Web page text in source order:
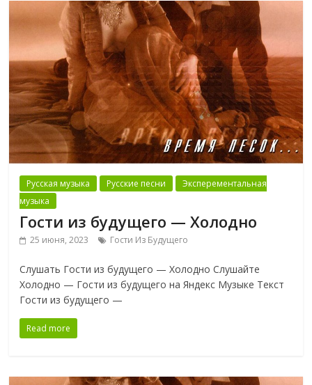
Русская музыка Русские песни
Эксперементальная
музыка
Гости из будущего — Холодно
25 июня, 2023 Гости Из Будущего
Слушать Гости из будущего — Холодно Слушайте
Холодно — Гости из будущего на Яндекс Музыке Текст
Гости из будущего —
Read more